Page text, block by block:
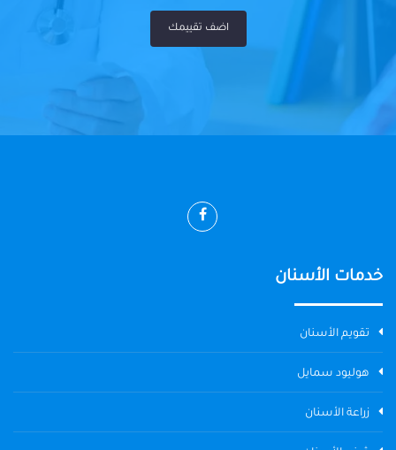
اضف تقييمك
خدمات الأسنان
تقويم الأسنان
هوليود سمايل
زراعة الأسنان